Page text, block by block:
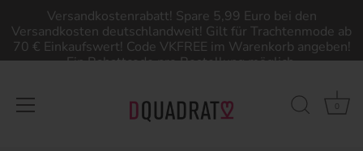
Versandkostenrabatt! Spare 5,99 Euro bei den
Versandkosten deutschlandweit! Gilt für Trachtenmode ab
70 € Einkaufswert! Code VKFREE im Warenkorb angeben!
Ein Rabattcode pro Bestellung möglich.
0